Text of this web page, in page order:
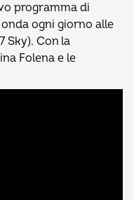
programma di
ogni giorno alle
Sky). Con la
Folena e le